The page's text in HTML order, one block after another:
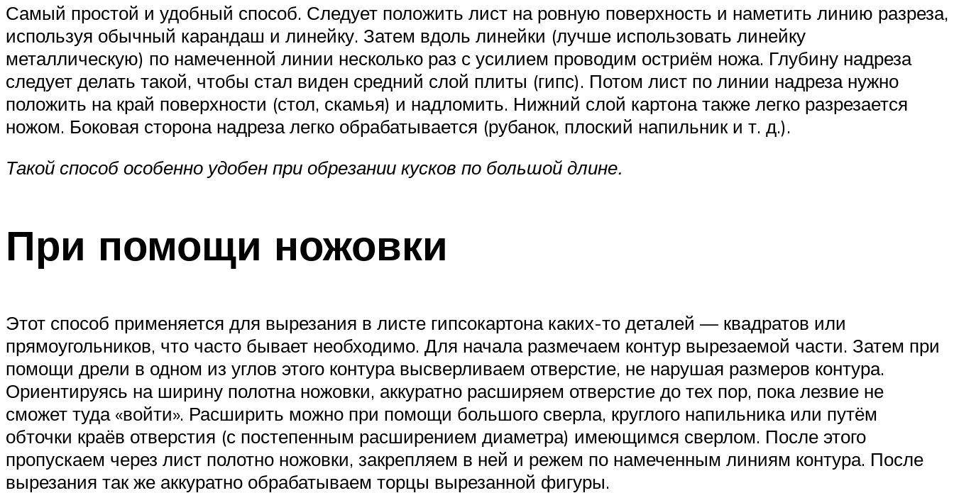
Самый простой и удобный способ. Следует положить лист на ровную поверхность и наметить линию разреза,
используя обычный карандаш и линейку. Затем вдоль линейки (лучше использовать линейку
металлическую) по намеченной линии несколько раз с усилием проводим остриём ножа. Глубину надреза
следует делать такой, чтобы стал виден средний слой плиты (гипс). Потом лист по линии надреза нужно
положить на край поверхности (стол, скамья) и надломить. Нижний слой картона также легко разрезается
ножом. Боковая сторона надреза легко обрабатывается (рубанок, плоский напильник и т. д.).
Такой способ особенно удобен при обрезании кусков по большой длине.
При помощи ножовки
Этот способ применяется для вырезания в листе гипсокартона каких-то деталей — квадратов или
прямоугольников, что часто бывает необходимо. Для начала размечаем контур вырезаемой части. Затем при
помощи дрели в одном из углов этого контура высверливаем отверстие, не нарушая размеров контура.
Ориентируясь на ширину полотна ножовки, аккуратно расширяем отверстие до тех пор, пока лезвие не
сможет туда «войти». Расширить можно при помощи большого сверла, круглого напильника или путём
обточки краёв отверстия (с постепенным расширением диаметра) имеющимся сверлом. После этого
пропускаем через лист полотно ножовки, закрепляем в ней и режем по намеченным линиям контура. После
вырезания так же аккуратно обрабатываем торцы вырезанной фигуры.